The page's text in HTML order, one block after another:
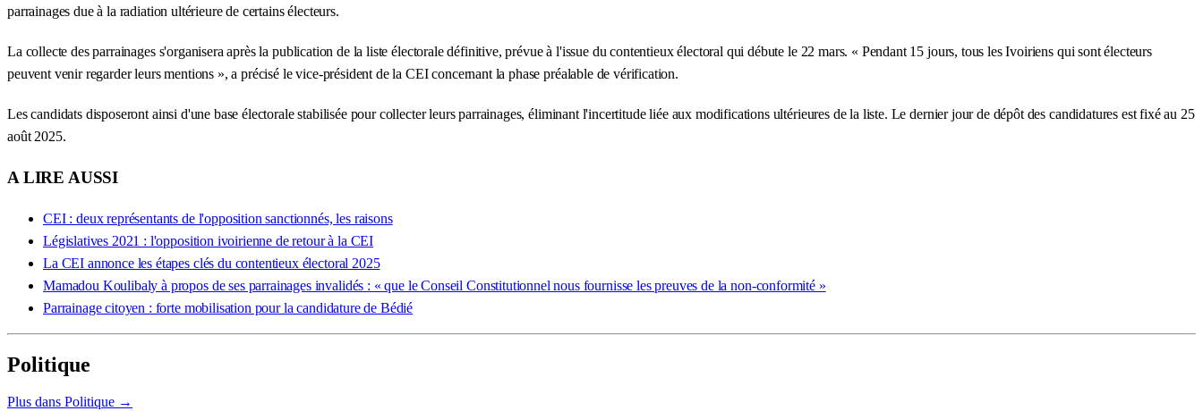
parrainages due à la radiation ultérieure de certains électeurs.
La collecte des parrainages s'organisera après la publication de la liste électorale définitive, prévue à l'issue du contentieux électoral qui débute le 22 mars. « Pendant 15 jours, tous les Ivoiriens qui sont électeurs
peuvent venir regarder leurs mentions », a précisé le vice-président de la CEI concernant la phase préalable de vérification.
Les candidats disposeront ainsi d'une base électorale stabilisée pour collecter leurs parrainages, éliminant l'incertitude liée aux modifications ultérieures de la liste. Le dernier jour de dépôt des candidatures est fixé au 25
août 2025.
A LIRE AUSSI
CEI : deux représentants de l'opposition sanctionnés, les raisons
Législatives 2021 : l'opposition ivoirienne de retour à la CEI
La CEI annonce les étapes clés du contentieux électoral 2025
Mamadou Koulibaly à propos de ses parrainages invalidés : « que le Conseil Constitutionnel nous fournisse les preuves de la non-conformité »
Parrainage citoyen : forte mobilisation pour la candidature de Bédié
Politique
Plus dans Politique →